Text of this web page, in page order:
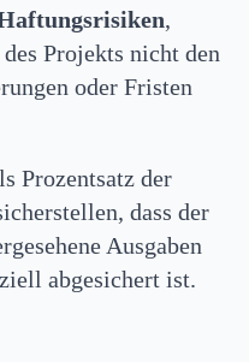
,
Projekts nicht den
oder Fristen
Prozentsatz der
dass der
Ausgaben
abgesichert ist.